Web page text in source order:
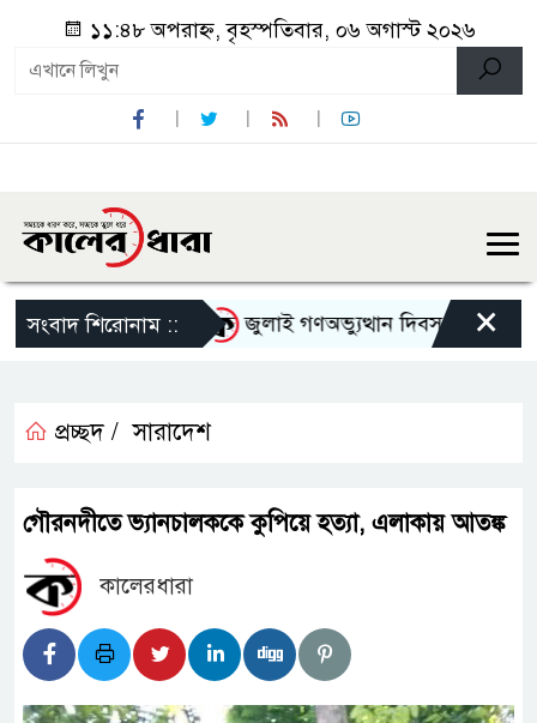
১১:৪৮ অপরাহ্ন, বৃহস্পতিবার, ০৬ অগাস্ট ২০২৬
সংবাদ শিরোনাম ::
হেনস্থার অভিযোগ জুলাই গণঅভ্যুত্থান দিবস উপলক্ষে×
প্রচ্ছদ / সারাদেশ
গৌরনদীতে ভ্যানচালককে কুপিয়ে হত্যা, এলাকায় আতঙ্ক
কালেরধারা